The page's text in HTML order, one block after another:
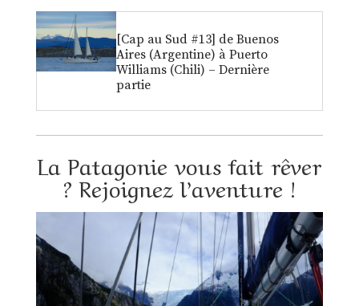
[Cap au Sud #13] de Buenos
Aires (Argentine) à Puerto
Williams (Chili) – Dernière
partie
La Patagonie vous fait rêver
? Rejoignez l’aventure !